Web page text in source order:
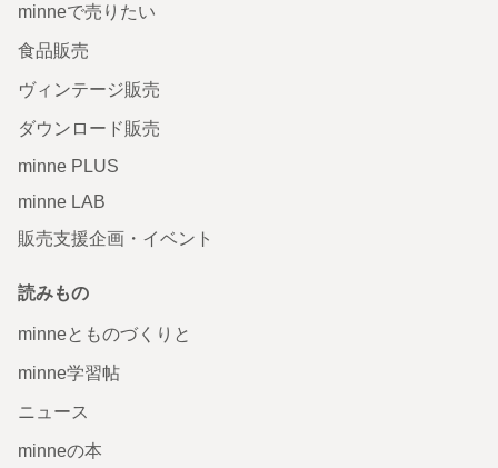
minneで売りたい
食品販売
ヴィンテージ販売
ダウンロード販売
minne PLUS
minne LAB
販売支援企画・イベント
読みもの
minneとものづくりと
minne学習帖
ニュース
minneの本